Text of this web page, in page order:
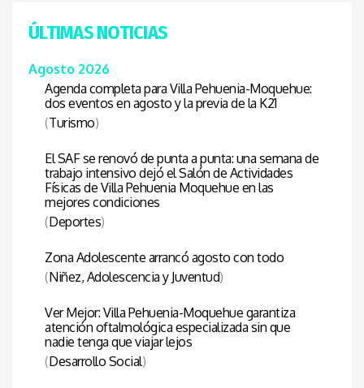
ÚLTIMAS NOTICIAS
Agosto 2026
Agenda completa para Villa Pehuenia-Moquehue:
dos eventos en agosto y la previa de la K21
(Turismo)
El SAF se renovó de punta a punta: una semana de
trabajo intensivo dejó el Salón de Actividades
Físicas de Villa Pehuenia Moquehue en las
mejores condiciones
(Deportes)
Zona Adolescente arrancó agosto con todo
(Niñez, Adolescencia y Juventud)
Ver Mejor: Villa Pehuenia-Moquehue garantiza
atención oftalmológica especializada sin que
nadie tenga que viajar lejos
(Desarrollo Social)